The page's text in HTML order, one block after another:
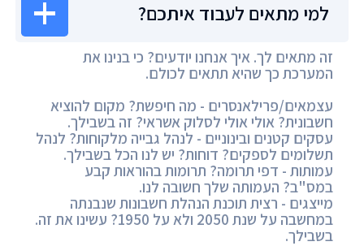
למי מתאים לעבוד איתכם?
זה מתאים לך. איך אנחנו יודעים? כי בנינו את
המערכת כך שהיא תתאים לכולם.
עצמאים/פרילאנסרים - מה חיפשת? מקום להוציא
חשבונית? אולי אולי לסלוק אשראי? זה בשבילך.
עסקים קטנים ובינוניים - לנהל גבייה מלקוחות? לנהל
תשלומים לספקים? דוחות? יש לנו הכל בשבילך.
עמותות - דפי תרומה? תרומות בהוראות קבע
במס"ב? העמותה שלך חשובה לנו.
מייצגים - רצית תוכנת הנהלת חשבונות שנבנתה
במחשבה על שנת 2050 ולא על 1950? עשינו את זה.
בשבילך.